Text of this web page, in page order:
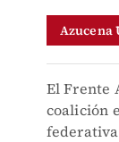
Azucena
El Frente
coalición